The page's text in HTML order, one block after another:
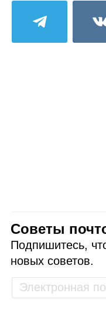
Советы
Подпишитесь,
новых советов.